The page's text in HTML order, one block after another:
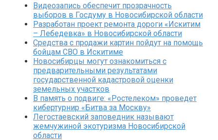
Видеозапись обеспечит прозрачность
выборов в Госдуму в Новосибирской области
Разработан проект ремонта дороги «Искитим
– Лебедевка» в Новосибирской области
Средства с продажи картин пойдут на помощь
бойцам СВО в Искитиме
Новосибирцы могут ознакомиться с
предварительными результатами
государственной кадастровой оценки
земельных участков
В память о подвиге: «Ростелеком» проведет
кибертурнир «Битва за Москву»
Легостаевский заповедник называют
жемчужиной экотуризма Новосибирской
области